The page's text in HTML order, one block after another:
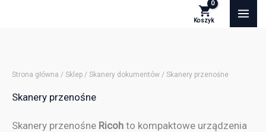
u
a
e
s
i
w
Strona główna / Sklep / Skanery dokumentów / Skanery przenośne
Skanery przenośne
Skanery przenośne Ricoh to kompaktowe urządzenia